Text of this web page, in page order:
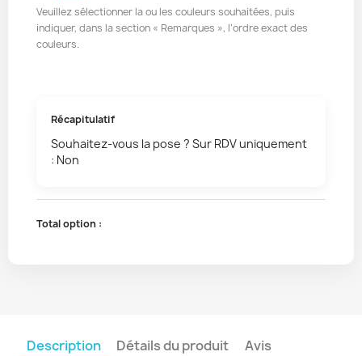
Veuillez sélectionner la ou les couleurs souhaitées, puis
indiquer, dans la section « Remarques », l’ordre exact des
couleurs.
Récapitulatif
Souhaitez-vous la pose ? Sur RDV uniquement
: Non
Total option :
Description Détails du produit Avis